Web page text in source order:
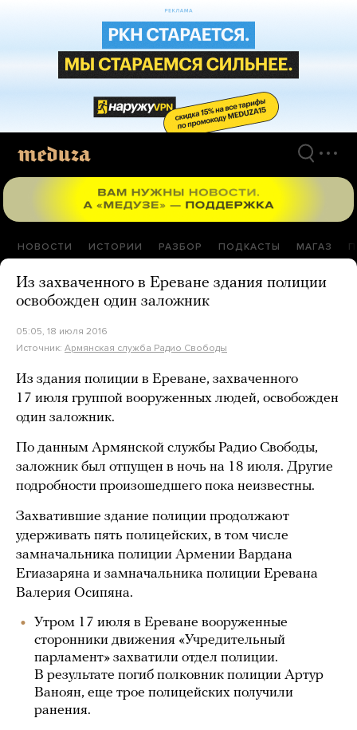
НОВОСТИ ИСТОРИИ РАЗБОР ПОДКАСТЫ МАГАЗ
Из захваченного в Ереване здания полиции
освобожден один заложник
05:05, 18 июля 2016
Источник: Армянская служба Радио Свободы
Из здания полиции в Ереване, захваченного
17 июля группой вооруженных людей, освобожден
один заложник.
По данным Армянской службы Радио Свободы,
заложник был отпущен в ночь на 18 июля. Другие
подробности произошедшего пока неизвестны.
Захватившие здание полиции продолжают
удерживать пять полицейских, в том числе
замначальника полиции Армении Вардана
Егиазаряна и замначальника полиции Еревана
Валерия Осипяна.
Утром 17 июля в Ереване вооруженные
сторонники движения «Учредительный
парламент» захватили отдел полиции.
В результате погиб полковник полиции Артур
Ваноян, еще трое полицейских получили
ранения.